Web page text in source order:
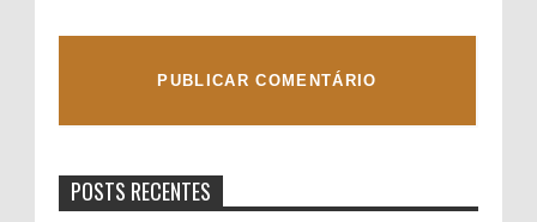
POSTS RECENTES